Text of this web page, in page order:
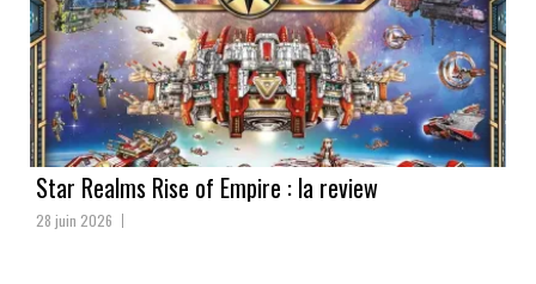
Star Realms Rise of Empire : la review
28 juin 2026